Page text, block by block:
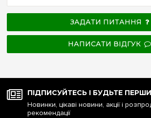
ЗАДАТИ ПИТАННЯ
НАПИСАТИ ВІДГУК
ПІДПИСУЙТЕСЬ І БУДЬТЕ
Новинки, цікаві новини, акції і
рекомендації